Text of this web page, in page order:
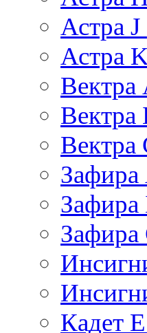
Астра
Астра
Вектра
Вектра
Зафира
Кадет